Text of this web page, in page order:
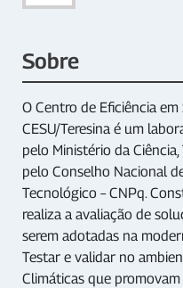
Sobre
O Centro de Eficiência
CESU/Teresina é um
pelo Ministério da
pelo Conselho Nacional
Tecnológico – CNPq.
realiza a avaliação de
serem adotadas na
Testar e validar no
Climáticas que